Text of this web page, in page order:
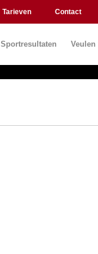
Tarieven Contact
Sportresultaten